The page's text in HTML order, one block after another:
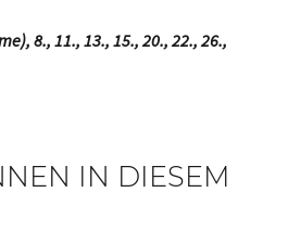
8., 11., 13., 15., 20., 22., 26.,
IN DIESEM